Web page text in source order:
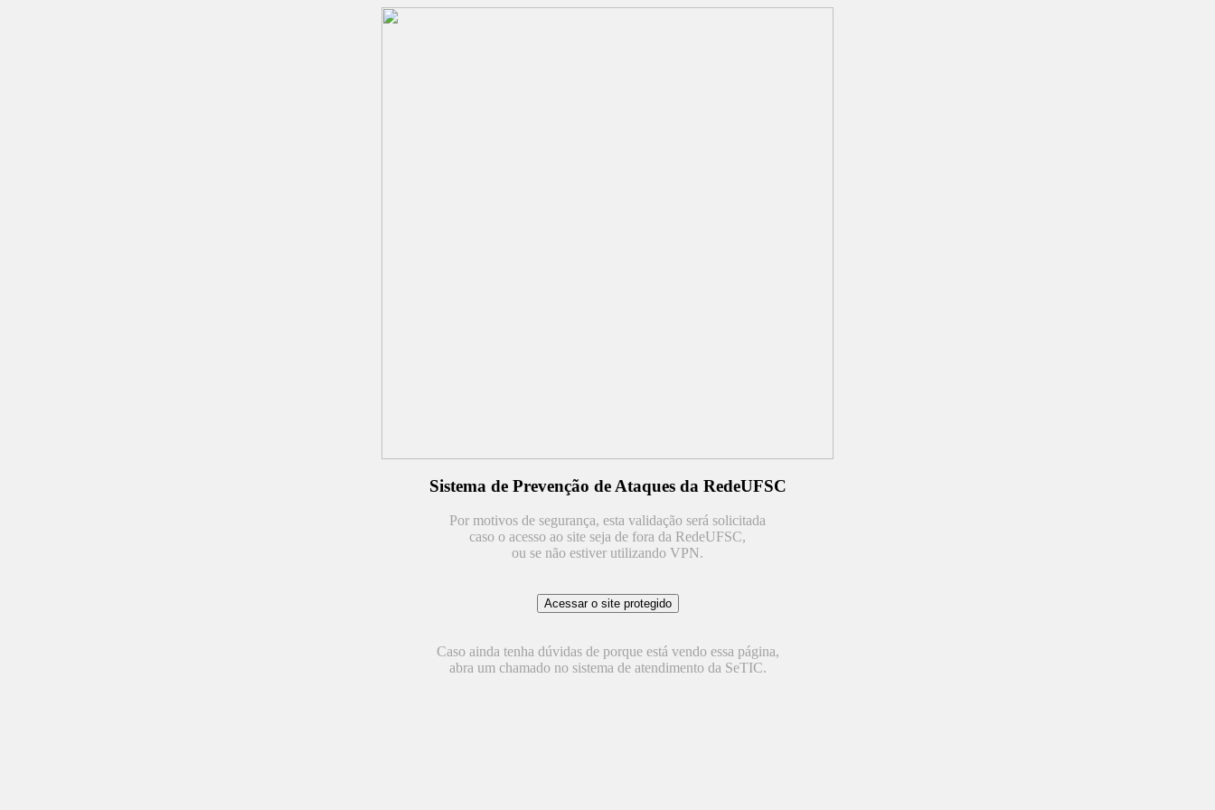
Sistema de Prevenção de Ataques da RedeUFSC
Por motivos de segurança, esta validação será solicitada
caso o acesso ao site seja de fora da RedeUFSC,
ou se não estiver utilizando VPN.
Caso ainda tenha dúvidas de porque está vendo essa página,
abra um chamado no sistema de atendimento da SeTIC.